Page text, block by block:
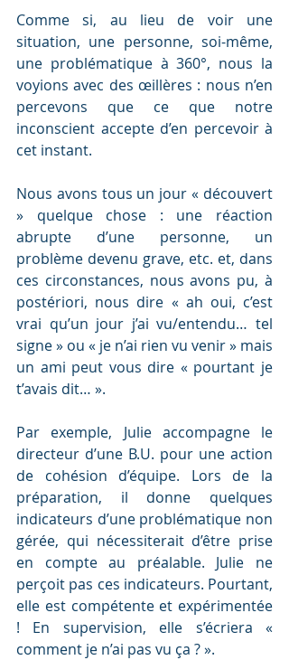
Comme si, au lieu de voir une
situation, une personne, soi-même,
une problématique à 360°, nous la
voyions avec des œillères : nous n’en
percevons que ce que notre
inconscient accepte d’en percevoir à
cet instant.
Nous avons tous un jour « découvert
» quelque chose : une réaction
abrupte d’une personne, un
problème devenu grave, etc. et, dans
ces circonstances, nous avons pu, à
postériori, nous dire « ah oui, c’est
vrai qu’un jour j’ai vu/entendu… tel
signe » ou « je n’ai rien vu venir » mais
un ami peut vous dire « pourtant je
t’avais dit… ».
Par exemple, Julie accompagne le
directeur d’une B.U. pour une action
de cohésion d’équipe. Lors de la
préparation, il donne quelques
indicateurs d’une problématique non
gérée, qui nécessiterait d’être prise
en compte au préalable. Julie ne
perçoit pas ces indicateurs. Pourtant,
elle est compétente et expérimentée
! En supervision, elle s’écriera «
comment je n’ai pas vu ça ? ».